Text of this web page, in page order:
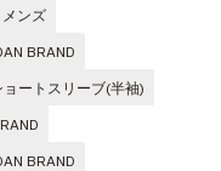
ンズ
BRAND
ートスリーブ(半袖)
BRAND